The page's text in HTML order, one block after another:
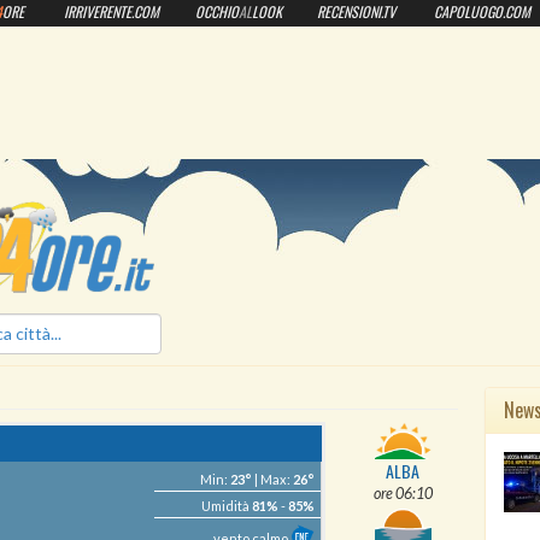
ilmeteo24ore.it
Min: 23° | Max: 26°
Umidità81%-85%
ALBA
ore 06:10
ORE IRRIVERENTE.COM OCCHIOALLOOK RECENSIONI.TV CAPOLUOGO.COM